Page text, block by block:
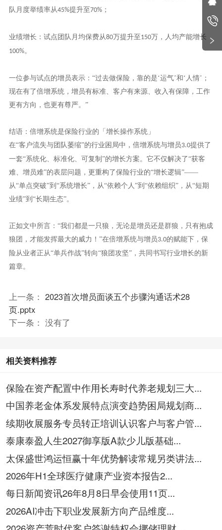
队月度举绩率从45%提升至70%；
业绩增长：试点团队月均保费从80万提升至150万，人均产能增长
100%。
一位参与试点的增员表示： “过去做保险，靠的是‘运气’和‘人情’；
现在有了倍增系统，增员有标准、客户有来源、收入有保障，工作
更有方向，也更有尊严。”
结语：倍增系统是保险行业的「增长操作系统」
在“客户流失与团队萎缩”的行业困局中，倍增系统与增员3.0提供了
一套“系统化、标准化、可复制”的增长方案。它不仅解决了“获客
难、增员难”的表层问题，更重构了保险行业的“增长逻辑”——
从“单点突破”到“系统增长”，从“依赖个人”到“依赖组织”，从“短期
业绩”到“长期生态”。
正如文中所言： “我们都是一只狼，无论是增员还是群狼，只有抱成
狼团，才能发挥最大的威力！”在倍增系统与增员3.0的赋能下，保
险从业者正从“单兵作战”转向“狼团攻坚”，共同书写行业增长的新
篇章。
上一条： 2023首次增员面谈五个步骤沟通话术28
页.pptx
下一条： 没有了
相关资料推荐
保险在资产配置中作用长寿时代养老规划三大...
中国养老金体系发展特点演变趋势困局规划商...
续期收展服务专员转正培训认识客户与客户管...
泰康泰盈人生2027御享版A款少儿版基础...
太保盛世鸿运恒赢十年优势解读常规另类讲法...
2026年H1全球医疗健康产业资本报告2...
每日新闻资讯26年8月8日早会使用11页...
2026AI冲击下职业发展新方向产品维度...